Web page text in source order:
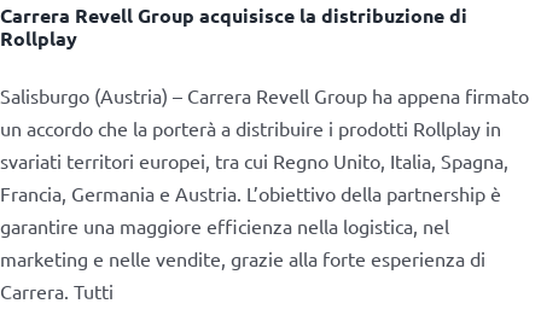
Carrera Revell Group acquisisce la distribuzione di
Rollplay
Salisburgo (Austria) – Carrera Revell Group ha appena firmato
un accordo che la porterà a distribuire i prodotti Rollplay in
svariati territori europei, tra cui Regno Unito, Italia, Spagna,
Francia, Germania e Austria. L’obiettivo della partnership è
garantire una maggiore efficienza nella logistica, nel
marketing e nelle vendite, grazie alla forte esperienza di
Carrera. Tutti